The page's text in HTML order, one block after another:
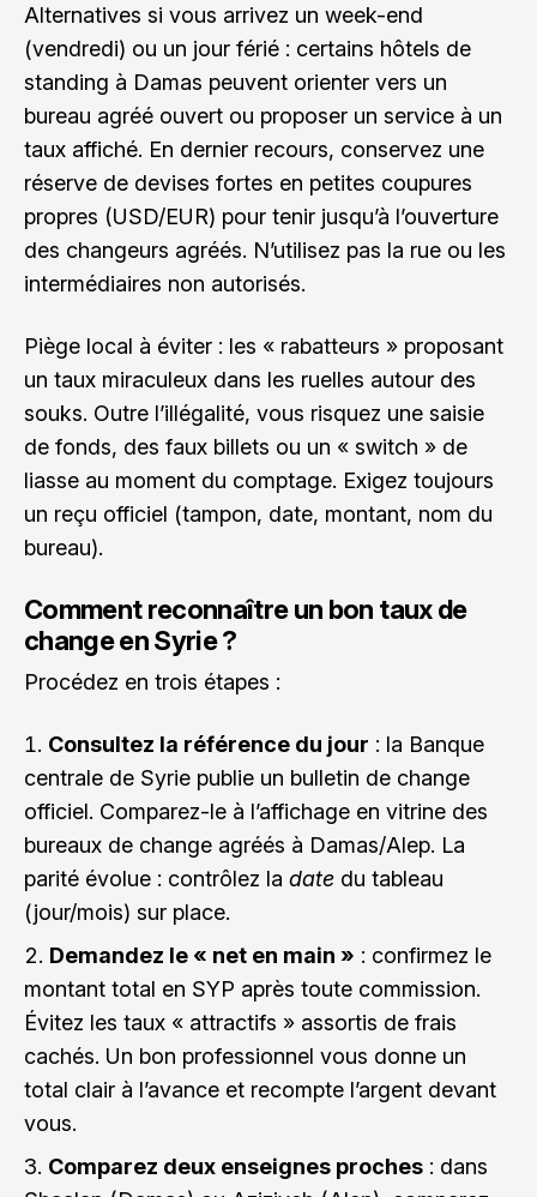
Alternatives si vous arrivez un week-end
(vendredi) ou un jour férié : certains hôtels de
standing à Damas peuvent orienter vers un
bureau agréé ouvert ou proposer un service à un
taux affiché. En dernier recours, conservez une
réserve de devises fortes en petites coupures
propres (USD/EUR) pour tenir jusqu’à l’ouverture
des changeurs agréés. N’utilisez pas la rue ou les
intermédiaires non autorisés.
Piège local à éviter : les « rabatteurs » proposant
un taux miraculeux dans les ruelles autour des
souks. Outre l’illégalité, vous risquez une saisie
de fonds, des faux billets ou un « switch » de
liasse au moment du comptage. Exigez toujours
un reçu officiel (tampon, date, montant, nom du
bureau).
Comment reconnaître un bon taux de
change en Syrie ?
Procédez en trois étapes :
Consultez la référence du jour : la Banque
centrale de Syrie publie un bulletin de change
officiel. Comparez-le à l’affichage en vitrine des
bureaux de change agréés à Damas/Alep. La
parité évolue : contrôlez la date du tableau
(jour/mois) sur place.
Demandez le « net en main » : confirmez le
montant total en SYP après toute commission.
Évitez les taux « attractifs » assortis de frais
cachés. Un bon professionnel vous donne un
total clair à l’avance et recompte l’argent devant
vous.
Comparez deux enseignes proches : dans